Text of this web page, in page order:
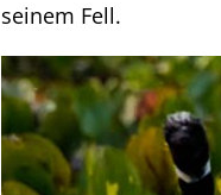
seinem Fell.